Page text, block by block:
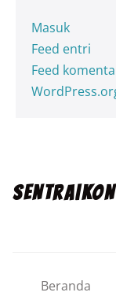
Masuk
Feed entri
Feed
Beranda